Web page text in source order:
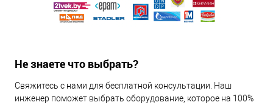
Не знаете что выбрать?
Свяжитесь с нами для бесплатной консультации. Наш
инженер поможет выбрать оборудование, которое на 100%